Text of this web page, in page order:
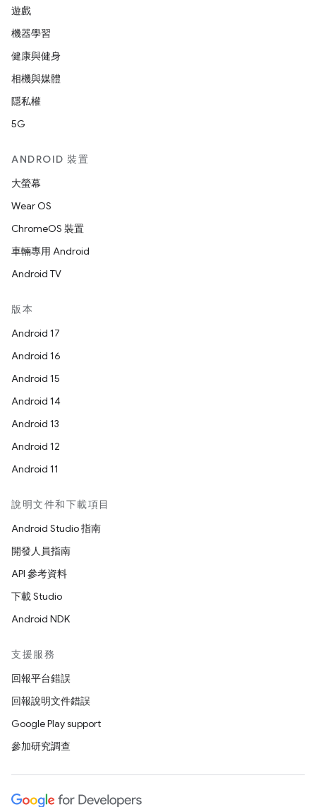
遊戲
機器學習
健康與健身
相機與媒體
隱私權
5G
ANDROID 裝置
大螢幕
Wear OS
ChromeOS 裝置
車輛專用 Android
Android TV
版本
Android 17
Android 16
Android 15
Android 14
Android 13
Android 12
Android 11
說明文件和下載項目
Android Studio 指南
開發人員指南
API 參考資料
下載 Studio
Android NDK
支援服務
回報平台錯誤
回報說明文件錯誤
Google Play support
參加研究調查